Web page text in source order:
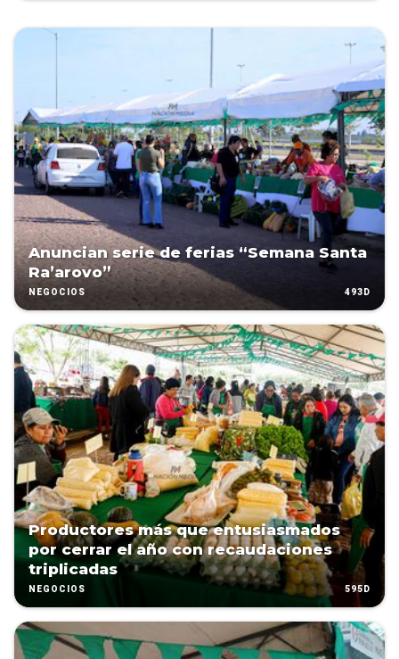
Anuncian serie de ferias “Semana Santa
Ra’arovo”
NEGOCIOS 493D
Productores más que entusiasmados
por cerrar el año con recaudaciones
triplicadas
NEGOCIOS 595D